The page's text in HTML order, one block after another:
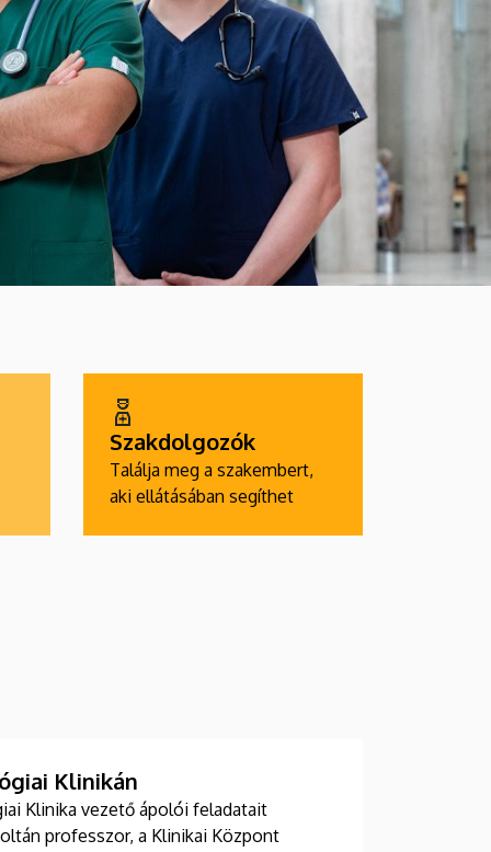
Szakdolgozók
Találja meg a szakembert,
aki ellátásában segíthet
Klinikán
Klinika vezető ápolói feladatait
professzor, a Klinikai Központ